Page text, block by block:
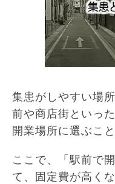
集患がしやすい場
前や商店街といっ
開業場所に選ぶこと
ここで、「駅前で
て、固定費が高く